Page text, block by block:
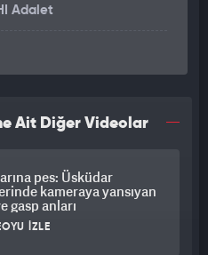
Adalet
Ait Diğer Videolar
pes: Üsküdar
kameraya yansıyan
gasp anları
İZLE